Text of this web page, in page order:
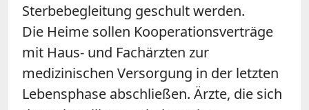
Sterbebegleitung geschult werden.
Die Heime sollen Kooperationsverträge
mit Haus- und Fachärzten zur
medizinischen Versorgung in der letzten
Lebensphase abschließen. Ärzte, die sich